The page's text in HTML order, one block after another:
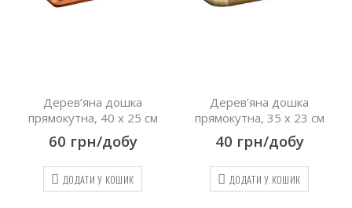
Дерев’яна дошка
прямокутна, 40 х 25 см
60 грн/добу
ДОДАТИ У КОШИК
Дерев’яна дошка
прямокутна, 35 х 23 см
40 грн/добу
ДОДАТИ У КОШИК